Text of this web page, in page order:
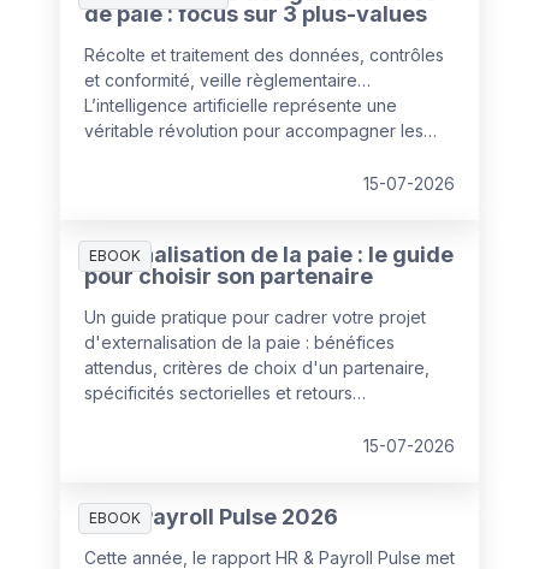
de paie : focus sur 3 plus-values
Récolte et traitement des données, contrôles
et conformité, veille règlementaire…
L’intelligence artificielle représente une
véritable révolution pour accompagner les
ouvre la voie à un gestionnaire « augmenté »,
15-07-2026
EBOOK
Externalisation de la paie : le guide
pour choisir son partenaire
Un guide pratique pour cadrer votre projet
d'externalisation de la paie : bénéfices
attendus, critères de choix d'un partenaire,
spécificités sectorielles et retours
Groupe Herta. De quoi poser les bonnes15-07-2026
EBOOK
HR & Payroll Pulse 2026
Cette année, le rapport HR & Payroll Pulse met